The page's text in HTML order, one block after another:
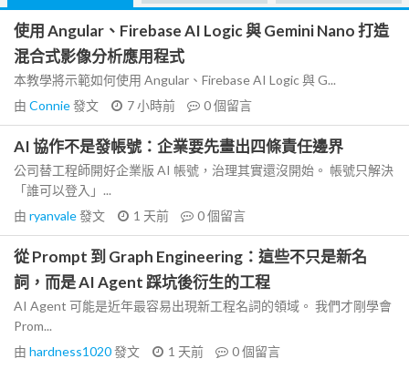
使用 Angular、Firebase AI Logic 與 Gemini Nano 打造
混合式影像分析應用程式
本教學將示範如何使用 Angular、Firebase AI Logic 與 G...
由 Connie發文 7 小時前 0個留言
AI 協作不是發帳號：企業要先畫出四條責任邊界
公司替工程師開好企業版 AI 帳號，治理其實還沒開始。 帳號只解決
「誰可以登入」...
由 ryanvale發文 1 天前 0個留言
從 Prompt 到 Graph Engineering：這些不只是新名
詞，而是 AI Agent 踩坑後衍生的工程
AI Agent 可能是近年最容易出現新工程名詞的領域。 我們才剛學會
Prom...
由 hardness1020發文 1 天前 0個留言